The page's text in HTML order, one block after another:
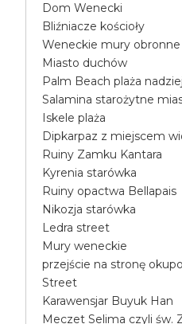
Dom Wenecki
Bliźniacze kościoły
Weneckie mury
Miasto duchów
Palm Beach plaża
Salamina starożytne
Iskele plaża
Dipkarpaz z miejscem
Ruiny Zamku Kantara
Kyrenia starówka
Ruiny opactwa Bellapais
Nikozja starówka
Ledra street
Mury weneckie
przejście na stronę
Street
Karawensjar Buyuk Han
Meczet Selima czyli św.